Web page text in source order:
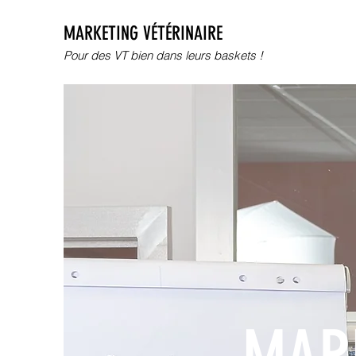
MARKETING VÉTÉRINAIRE
Pour des VT bien dans leurs baskets !